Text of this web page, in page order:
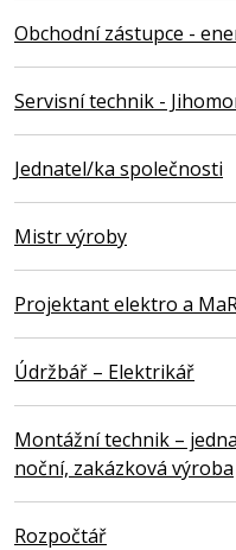
Obchodní zástupce -
Servisní technik -
Jednatel/ka společnosti
Mistr výroby
Projektant elektro a
Údržbář – Elektrikář
Montážní technik –
noční, zakázková výroba
Rozpočtář